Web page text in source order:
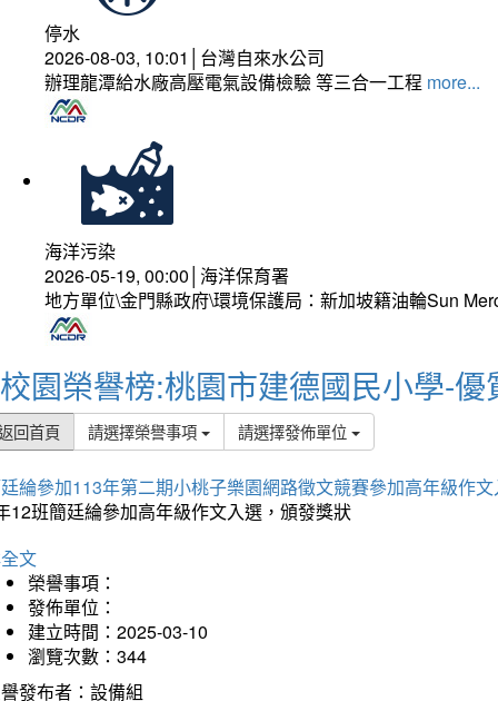
停水
2026-08-03, 10:01│台灣自來水公司
辦理龍潭給水廠高壓電氣設備檢驗 等三合一工程 more...
海洋污染
2026-05-19, 00:00│海洋保育署
地方單位\金門縣政府\環境保護局：新加坡籍油輪Sun
校園榮譽榜:桃園市建德國民小學-優
回首頁 請選擇榮譽事項 請選擇發佈單位
綸參加113年第二期小桃子樂園網路徵文競賽參加高年級作
12班簡廷綸參加高年級作文入選，頒發獎狀
文
榮譽事項：
發佈單位：
建立時間：2025-03-10
瀏覽次數：344
發布者：設備組